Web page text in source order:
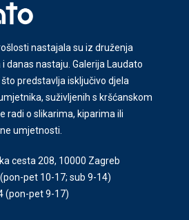
nastajala su iz druženja
danas nastaju. Galerija Laudato
predstavlja isključivo djela
suživljenih s kršćanskom
radi o slikarima, kiparima ili
umjetnosti.
cesta 208, 10000 Zagreb
(pon-pet 10-17; sub 9-14)
(pon-pet 9-17)